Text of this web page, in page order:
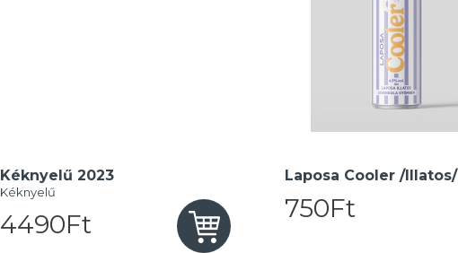
Kéknyelű 2023
Kéknyelű
4490Ft
Laposa Cooler /Illatos/
750Ft